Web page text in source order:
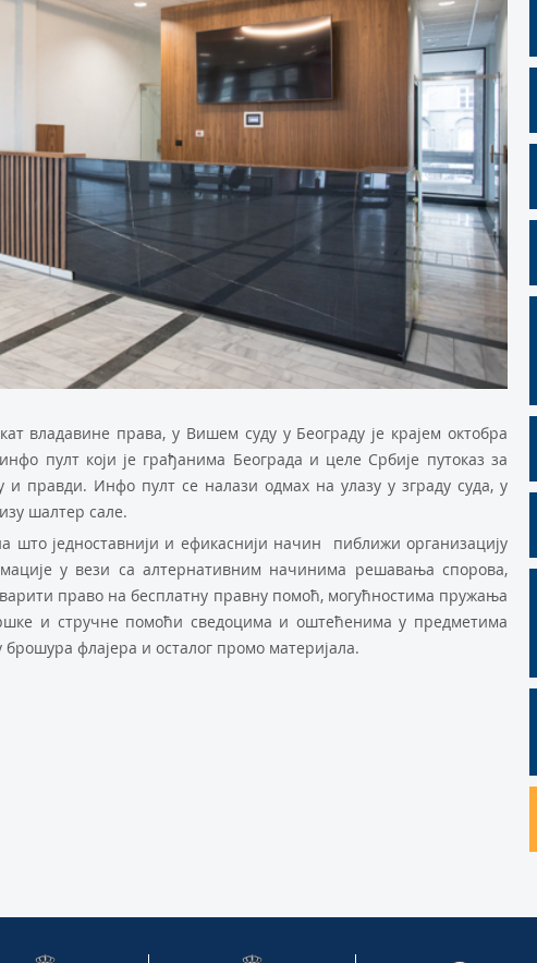
владавине права, у Вишем суду у Београду је крајем октобра
пулт који је грађанима Београда и целе Србије путоказ за
и правди. Инфо пулт се налази одмах на улазу у зграду суда, у
шалтер сале.
што једноставнији и ефикаснији начин пиближи организацију
у вези са алтернативним начинима решавања спорова,
право на бесплатну правну помоћ, могућностима пружања
и стручне помоћи сведоцима и оштећенима у предметима
флајера и осталог промо материјала.